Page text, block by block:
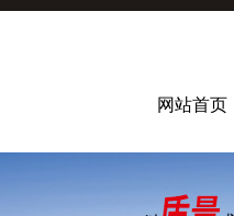
网站首页